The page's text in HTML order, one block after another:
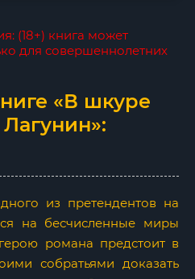
(18+) книга может
для совершеннолетних
«В шкуре
из претендентов на
на бесчисленные миры
романа предстоит в
собратьями доказать